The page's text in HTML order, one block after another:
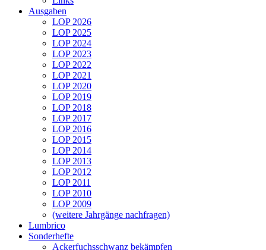
Ausgaben
LOP 2026
LOP 2025
LOP 2024
LOP 2023
LOP 2022
LOP 2021
LOP 2020
LOP 2019
LOP 2018
LOP 2017
LOP 2016
LOP 2015
LOP 2014
LOP 2013
LOP 2012
LOP 2011
LOP 2010
LOP 2009
(weitere Jahrgänge nachfragen)
Lumbrico
Sonderhefte
Ackerfuchsschwanz bekämpfen